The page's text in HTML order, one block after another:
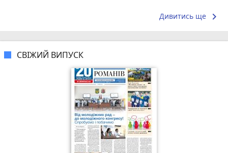
Дивитись ще keyboard_arrow_right
СВІЖИЙ ВИПУСК